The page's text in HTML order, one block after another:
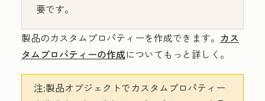
要です。
製品のカスタムプロパティーを作成できます。 カス
タムプロパティーの作成についてもっと詳しく。
注:製品オブジェクトでカスタムプロパティー